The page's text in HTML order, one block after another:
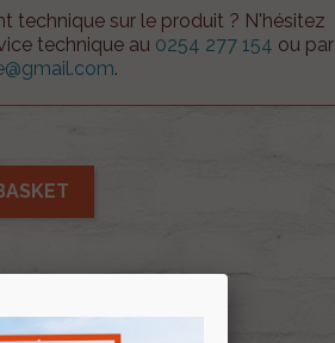
technique sur le produit ? N'hésitez
technique au 0254 277 154 ou par
.